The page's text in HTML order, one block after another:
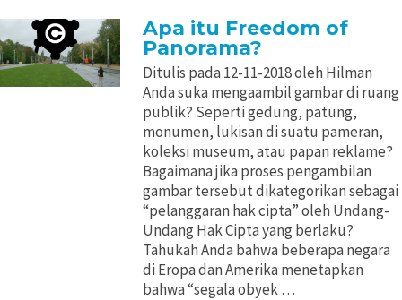
Kontak
Lisensi CC
Landasan Hukum
Pertimbangan Penggunaan
Jenis Lisensi CC
Panduan Penerapan
Kontak
Lisensi CC
Landasan Hukum
Pertimbangan Penggunaan
Jenis Lisensi CC
Panduan Penerapan
Apa itu Freedom of
Panorama?
Ditulis pada 12-11-2018 oleh Hilman
Anda suka mengaambil gambar di ruang
publik? Seperti gedung, patung,
monumen, lukisan di suatu pameran,
koleksi museum, atau papan reklame?
Bagaimana jika proses pengambilan
gambar tersebut dikategorikan sebagai
“pelanggaran hak cipta” oleh Undang-
Undang Hak Cipta yang berlaku?
Tahukah Anda bahwa beberapa negara
di Eropa dan Amerika menetapkan
bahwa “segala obyek …